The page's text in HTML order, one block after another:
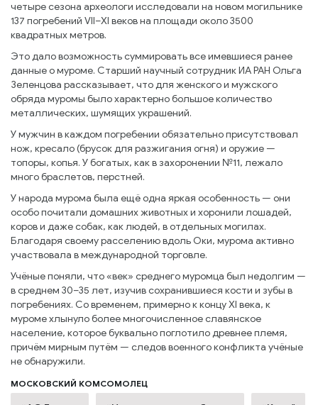
четыре сезона археологи исследовали на новом могильнике
137 погребений VII–XI веков на площади около 3500
квадратных метров.
Это дало возможность суммировать все имевшиеся ранее
данные о муроме. Старший научный сотрудник ИА РАН Ольга
Зеленцова рассказывает, что для женского и мужского
обряда муромы было характерно большое количество
металлических, шумящих украшений.
У мужчин в каждом погребении обязательно присутствовал
нож, кресало (брусок для разжигания огня) и оружие —
топоры, копья. У богатых, как в захоронении №11, лежало
много браслетов, перстней.
У народа мурома была ещё одна яркая особенность — они
особо почитали домашних животных и хоронили лошадей,
коров и даже собак, как людей, в отдельных могилах.
Благодаря своему расселению вдоль Оки, мурома активно
участвовала в международной торговле.
Учёные поняли, что «век» среднего муромца был недолгим —
в среднем 30–35 лет, изучив сохранившиеся кости и зубы в
погребениях. Со временем, примерно к концу XI века, к
муроме хлынуло более многочисленное славянское
население, которое буквально поглотило древнее племя,
причём мирным путём — следов военного конфликта учёные
не обнаружили.
МОСКОВСКИЙ КОМСОМОЛЕЦ